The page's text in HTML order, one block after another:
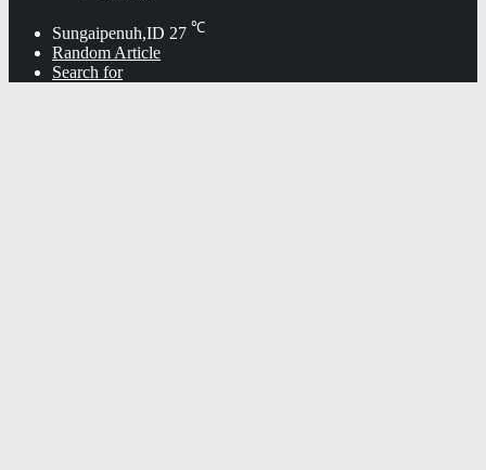
Sungaipenuh,ID 27 ℃
Random Article
Search for